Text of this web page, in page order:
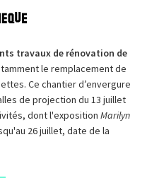
travaux de rénovation de
le remplacement de
Ce chantier d’envergure
de projection du 13 juillet
dont l'exposition Marilyn
26 juillet, date de la